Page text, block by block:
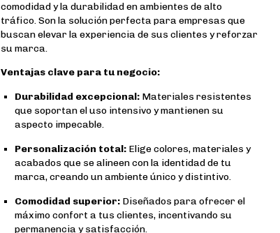
comodidad y la durabilidad en ambientes de alto
tráfico. Son la solución perfecta para empresas que
buscan elevar la experiencia de sus clientes y reforzar
su marca.
Ventajas clave para tu negocio:
Durabilidad excepcional: Materiales resistentes
que soportan el uso intensivo y mantienen su
aspecto impecable.
Personalización total: Elige colores, materiales y
acabados que se alineen con la identidad de tu
marca, creando un ambiente único y distintivo.
Comodidad superior: Diseñados para ofrecer el
máximo confort a tus clientes, incentivando su
permanencia y satisfacción.